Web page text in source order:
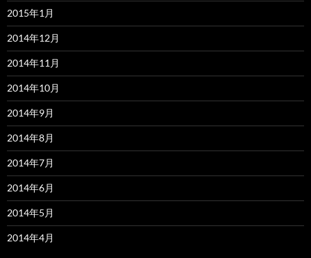
2015年1月
2014年12月
2014年11月
2014年10月
2014年9月
2014年8月
2014年7月
2014年6月
2014年5月
2014年4月